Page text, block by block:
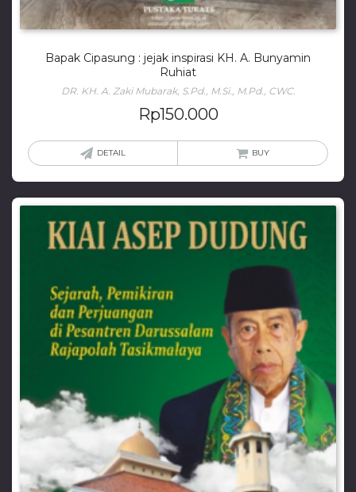
Bapak Cipasung : jejak inspirasi KH. A. Bunyamin
Ruhiat
DR. KH. A. Zaki Mubarak, S.Pd., M.Si., M.Pd., CWC.
Rp150.000
DETAIL BUY